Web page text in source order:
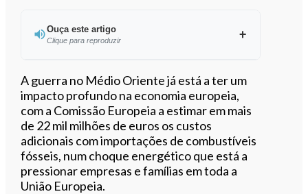
Ouça este artigo
Clique para reproduzir
Ouvir este artigo
A guerra no Médio Oriente já está a ter um
impacto profundo na economia europeia,
com a Comissão Europeia a estimar em mais
de 22 mil milhões de euros os custos
adicionais com importações de combustíveis
fósseis, num choque energético que está a
pressionar empresas e famílias em toda a
União Europeia.